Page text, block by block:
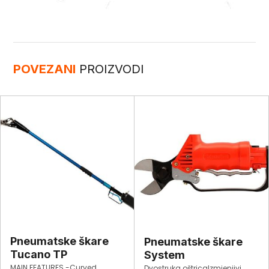
POVEZANI PROIZVODI
Pneumatske škare
Tucano TP
Pneumatske škare
System